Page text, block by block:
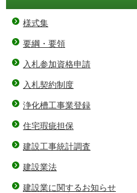
様式集
要綱・要領
入札参加資格申請
入札契約制度
浄化槽工事業登録
住宅瑕疵担保
建設工事統計調査
建設業法
建設業に関するお知らせ